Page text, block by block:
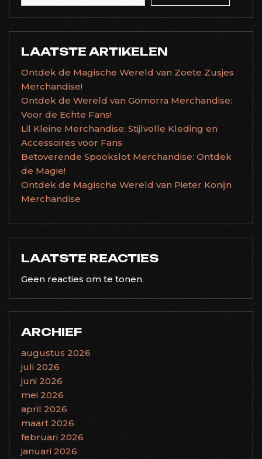
LAATSTE ARTIKELEN
Ontdek de Magische Wereld van Zoete Zusjes
Merchandise!
Ontdek de Wereld van Gomorra Merchandise:
Voor de Echte Fans!
Lil Kleine Merchandise: Stijlvolle Kleding en
Accessoires voor Fans
Betoverende Spookslot Merchandise: Ontdek
de Magie!
Ontdek de Magische Wereld van Pieter Konijn
Merchandise
LAATSTE REACTIES
Geen reacties om te tonen.
ARCHIEF
augustus 2026
juli 2026
juni 2026
mei 2026
april 2026
maart 2026
februari 2026
januari 2026